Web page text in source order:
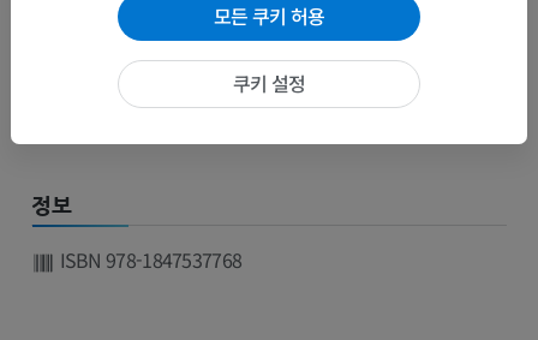
MRI Fat Saturation (Fat Sat, CHESS, SPIR, SPECIAL)
Selective excitation
Silicon imaging
정보
ISBN 978-1847537768
모든 쿠키 허용
쿠키 설정